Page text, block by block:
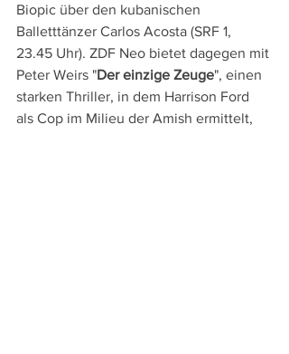
Biopic über den kubanischen
Balletttänzer Carlos Acosta (SRF 1,
23.45 Uhr). ZDF Neo bietet dagegen mit
Peter Weirs "Der einzige Zeuge", einen
starken Thriller, in dem Harrison Ford
als Cop im Milieu der Amish ermittelt,